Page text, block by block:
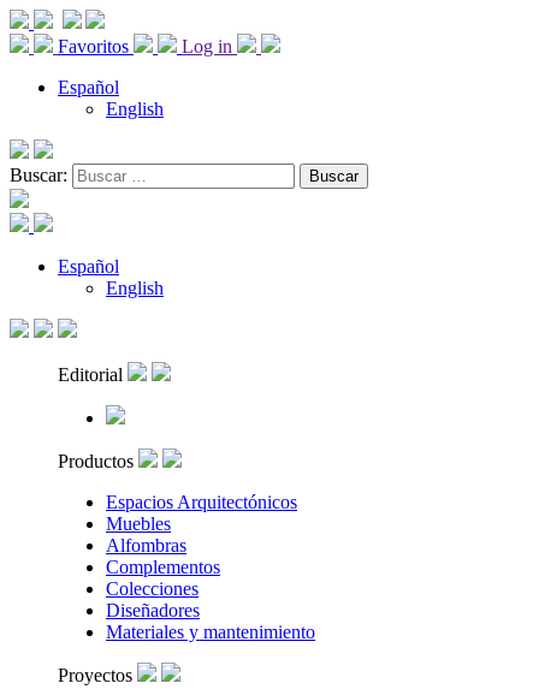
Favoritos
Log in
Español
English
Buscar:
Español
English
Editorial
Productos
Espacios Arquitectónicos
Muebles
Alfombras
Complementos
Colecciones
Diseñadores
Materiales y mantenimiento
Proyectos